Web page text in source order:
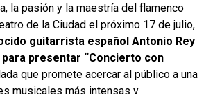
la pasión y la maestría del flamenco
de la Ciudad el próximo 17 de julio,
guitarrista español Antonio Rey
para presentar “Concierto con
que promete acercar al público a una
musicales más intensas y